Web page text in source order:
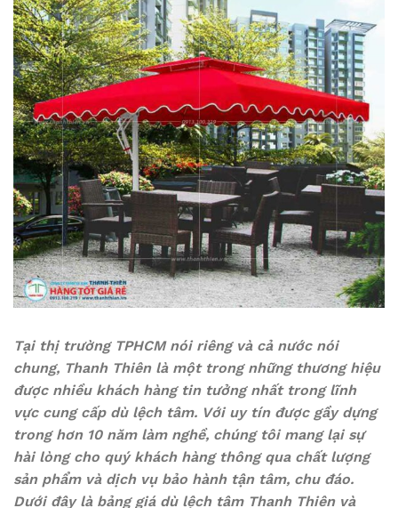
Tại thị trường TPHCM nói riêng và cả nước nói
chung, Thanh Thiên là một trong những thương hiệu
được nhiều khách hàng tin tưởng nhất trong lĩnh
vực cung cấp dù lệch tâm. Với uy tín được gầy dựng
trong hơn 10 năm làm nghề, chúng tôi mang lại sự
hài lòng cho quý khách hàng thông qua chất lượng
sản phẩm và dịch vụ bảo hành tận tâm, chu đáo.
Dưới đây là bảng giá dù lệch tâm Thanh Thiên và